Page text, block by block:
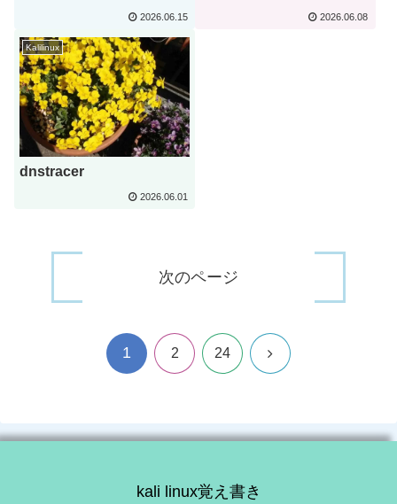
2026.06.15 2026.06.08
Kalilinux
dnstracer
2026.06.01
次のページ
1 2 24 次
kali linux覚え書き